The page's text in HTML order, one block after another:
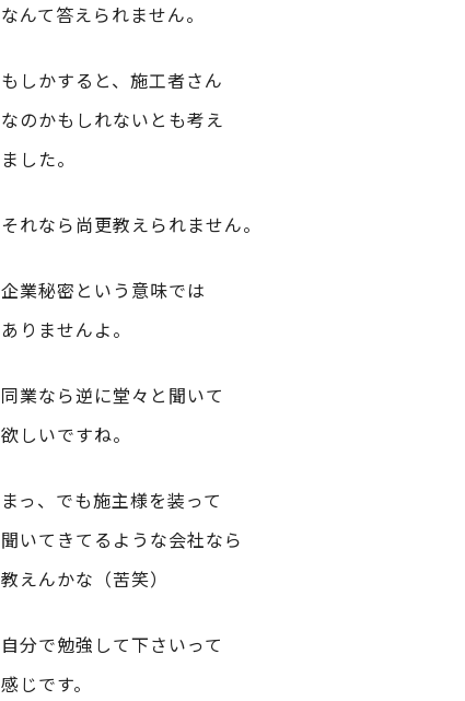
なんて答えられません。
もしかすると、施工者さん
なのかもしれないとも考え
ました。
それなら尚更教えられません。
企業秘密という意味では
ありませんよ。
同業なら逆に堂々と聞いて
欲しいですね。
まっ、でも施主様を装って
聞いてきてるような会社なら
教えんかな（苦笑）
自分で勉強して下さいって
感じです。